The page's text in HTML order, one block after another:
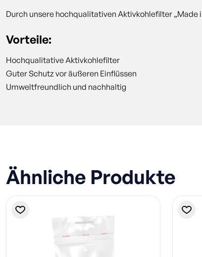
Durch unsere hochqualitativen Aktivkohlefilter „Made
Vorteile:
Hochqualitative Aktivkohlefilter
Guter Schutz vor äußeren Einflüssen
Umweltfreundlich und nachhaltig
Ähnliche Produkte